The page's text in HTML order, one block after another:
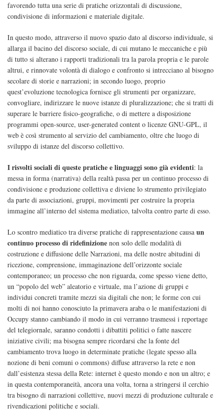
favorendo tutta una serie di pratiche orizzontali di discussione,
condivisione di informazioni e materiale digitale.
In questo modo, attraverso il nuovo spazio dato al discorso individuale, si
allarga il bacino del discorso sociale, di cui mutano le meccaniche e più
di tutto si alterano i rapporti tradizionali tra la parola propria e le parole
altrui, e rinnovate volontà di dialogo e confronto si intrecciano al bisogno
secolare di storie e narrazioni; in secondo luogo, proprio
quest’evoluzione tecnologica fornisce gli strumenti per organizzare,
convogliare, indirizzare le nuove istanze di pluralizzazione; che si tratti di
superare le barriere fisico-geografiche, o di mettere a disposizione
programmi open-source, user-generated content o licenze GNU-GPL, il
web è così strumento al servizio del cambiamento, oltre che luogo di
sviluppo di istanze del discorso collettivo.
I risvolti sociali di queste pratiche e linguaggi sono già evidenti: la
messa in forma (narrativa) della realtà passa per un continuo processo di
condivisione e produzione collettiva e diviene lo strumento privilegiato
da parte di associazioni, gruppi, movimenti per costruire la propria
immagine all’interno del sistema mediatico, talvolta contro parte di esso.
Lo scontro mediatico tra diverse pratiche di rappresentazione causa un
continuo processo di ridefinizione non solo delle modalità di
costruzione e diffusione delle Narrazioni, ma delle nostre abitudini di
ricezione, comprensione, immaginazione dell’orizzonte sociale
contemporaneo; un processo che non riguarda, come spesso viene detto,
un “popolo del web” aleatorio e virtuale, ma l’azione di gruppi e
individui concreti tramite mezzi sia digitali che non; le forme con cui
molti di noi hanno conosciuto la primavera araba o le manifestazioni di
Occupy stanno cambiando il modo in cui verranno trasmessi i reportage
del telegiornale, saranno condotti i dibattiti politici o fatte nascere
iniziative civili; ma bisogna sempre ricordarsi che la fonte del
cambiamento trova luogo in determinate pratiche (legate spesso alla
nozione di beni comuni o commons) diffuse attraverso la rete e non
dall’esistenza stessa della Rete: internet è questo mondo e non un altro; e
in questa contemporaneità, ancora una volta, torna a stringersi il cerchio
tra bisogno di narrazioni collettive, nuovi mezzi di produzione culturale e
rivendicazioni politiche e sociali.